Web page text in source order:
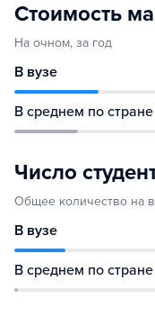
Стоимость
На очном, за год
В вузе
В среднем по стране
Число
Общее количество на
В вузе
В среднем по стране